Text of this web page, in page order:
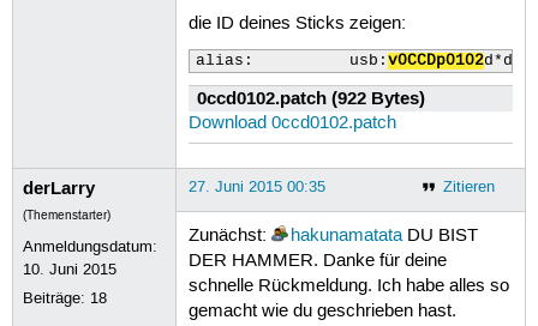
61
62
63
64
66
68
69
70
71
72
74
75
die ID deines Sticks zeigen:
alias:          usb: v0CCDp0102
0ccd0102.patch (922 Bytes)
Download 0ccd0102.patch
derLarry
(Themenstarter)
Anmeldungsdatum:
10. Juni 2015
Beiträge: 18
Zitieren
27. Juni 2015 00:35
Zunächst: hakunamatataDU BIST
DER HAMMER. Danke für deine
schnelle Rückmeldung. Ich habe alles so
gemacht wie du geschrieben hast.